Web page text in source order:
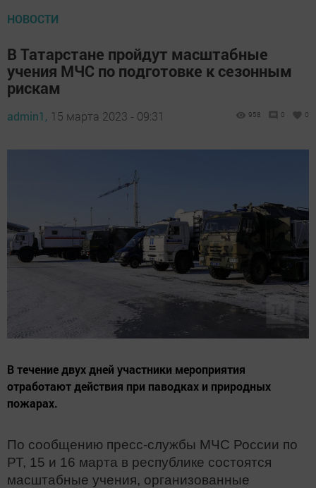
НОВОСТИ
В Татарстане пройдут масштабные
учения МЧС по подготовке к сезонным
рискам
admin1, 15 марта 2023 - 09:31 958 0 0
В течение двух дней участники мероприятия
отработают действия при паводках и природных
пожарах.
По сообщению пресс-службы МЧС России по
РТ, 15 и 16 марта в республике состоятся
масштабные учения, организованные